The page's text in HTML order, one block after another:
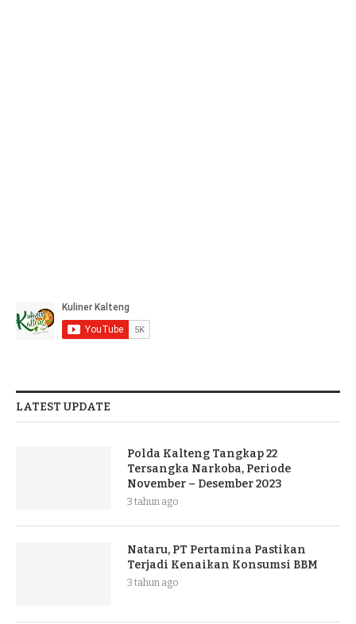
LATEST UPDATE
Polda Kalteng Tangkap 22
Tersangka Narkoba, Periode
November – Desember 2023
3 tahun ago
Nataru, PT Pertamina Pastikan
Terjadi Kenaikan Konsumsi BBM
3 tahun ago